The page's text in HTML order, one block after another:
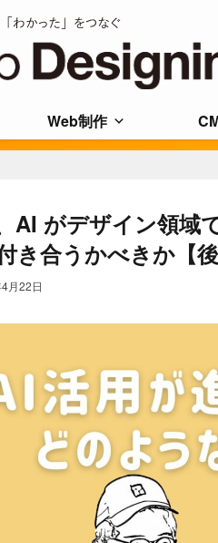
Web制作
AI がデザイン領域
き合うかべきか【後
月22日